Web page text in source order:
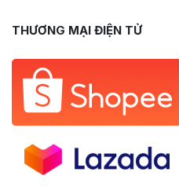
THƯƠNG MẠI ĐIỆN TỬ